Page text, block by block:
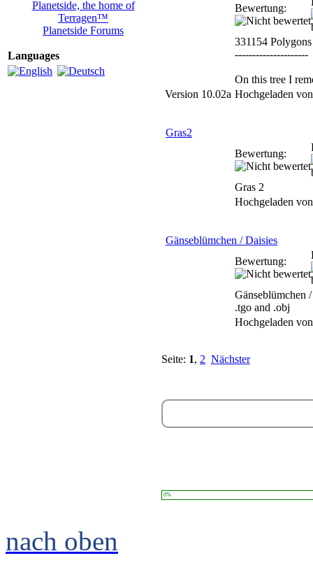
Planetside, the home of
Terragen™
Planetside Forums
Languages
Bewertung:
331154 Polygons
---------------------
On this tree I
Version 10.02a Hochgeladen
Gras2
Bewertung:
Gras 2
Hochgeladen
Gänseblümchen / Daisies
Bewertung:
Gänseblümchen
.tgo and .obj
Hochgeladen
Seite: 1, 2 Nächster
0%
nach oben